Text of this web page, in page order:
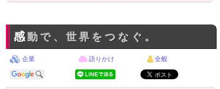
感動で、世界をつなぐ。
企業 語りかけ 全般